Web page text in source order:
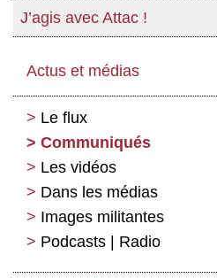
J’agis avec Attac !
Actus et médias
Le flux
Communiqués
Les vidéos
Dans les médias
Images militantes
Podcasts | Radio